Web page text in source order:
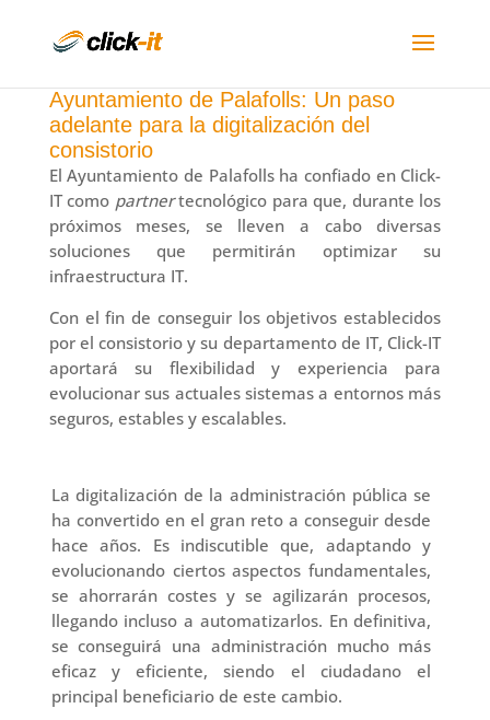
Ayuntamiento de Palafolls: Un paso
adelante para la digitalización del
consistorio
El Ayuntamiento de Palafolls ha confiado en Click-
IT como partnertecnológico para que, durante los
próximos meses, se lleven a cabo diversas
soluciones que permitirán optimizar su
infraestructura IT.
Con el fin de conseguir los objetivos establecidos
por el consistorio y su departamento de IT, Click-IT
aportará su flexibilidad y experiencia para
evolucionar sus actuales sistemas a entornos más
seguros, estables y escalables.
La digitalización de la administración pública se
ha convertido en el gran reto a conseguir desde
hace años. Es indiscutible que, adaptando y
evolucionando ciertos aspectos fundamentales,
se ahorrarán costes y se agilizarán procesos,
llegando incluso a automatizarlos. En definitiva,
se conseguirá una administración mucho más
eficaz y eficiente, siendo el ciudadano el
principal beneficiario de este cambio.